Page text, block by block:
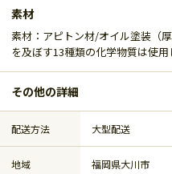
素材
素材：アピトン材/オイル塗装（
を及ぼす13種類の化学物質は使用
その他の詳細
配送方法 大型配送
地域 福岡県大川市